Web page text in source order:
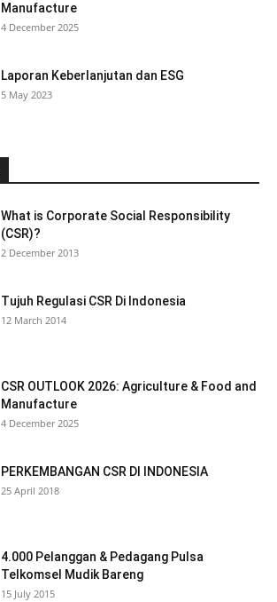
Manufacture
4 December 2025
Laporan Keberlanjutan dan ESG
5 May 2023
What is Corporate Social Responsibility
(CSR)?
2 December 2013
Tujuh Regulasi CSR Di Indonesia
12 March 2014
CSR OUTLOOK 2026: Agriculture & Food and
Manufacture
4 December 2025
PERKEMBANGAN CSR DI INDONESIA
25 April 2018
4.000 Pelanggan & Pedagang Pulsa
Telkomsel Mudik Bareng
15 July 2015